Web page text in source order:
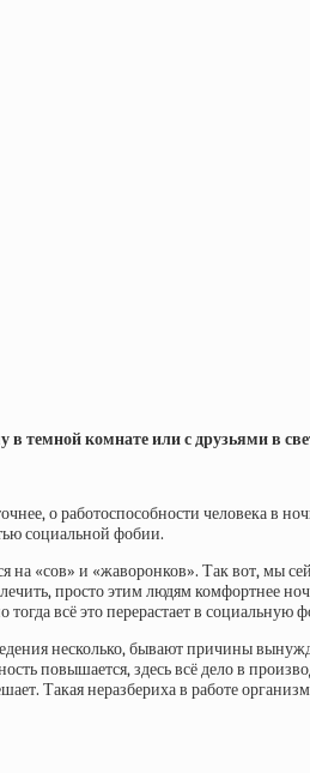
в темной комнате или с друзьями в
о работоспособности человека в
социальной фобии.
на «сов» и «жаворонков». Так вот, мы
просто этим людям комфортнее
тогда всё это перерастает в
несколько, бывают причины
повышается, здесь всё дело в
Такая неразбериха в работе